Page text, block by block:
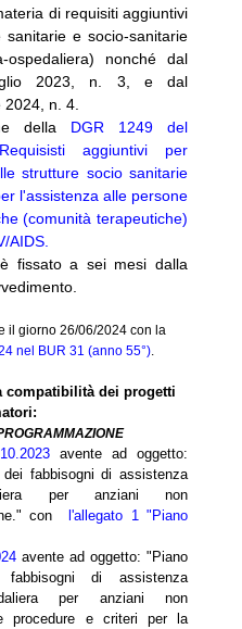
di requisiti aggiuntivi
e socio-sanitarie
ospedaliera) nonché dal
2023, n. 3, e dal
n. 4.
della DGR 1249 del
aggiuntivi per
strutture socio sanitarie
l'assistenza alle persone
(comunità terapeutiche)
AIDS.
fissato a sei mesi dalla
il giorno 26/06/2024 con la
nel BUR 31 (anno 55°)
compatibilità dei progetti
avente ad oggetto:
fabbisogni di assistenza
per anziani non
con l'allegato 1 "Piano
avente ad oggetto: "Piano
di assistenza
per anziani non
procedure e criteri per la